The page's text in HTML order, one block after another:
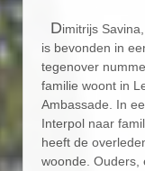
Dimitrijs
is bevonden in
tegenover
familie woont in
Ambassade. In
Interpol naar
heeft de
woonde. Ouders,